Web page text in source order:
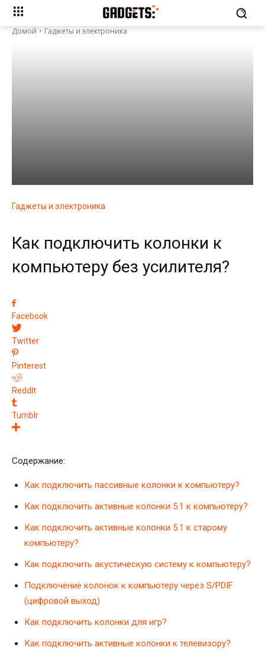
Домой Гаджеты и электроника
Гаджеты и электроника
Как подключить колонки к
компьютеру без усилителя?
Facebook
Twitter
Pinterest
ReddIt
Tumblr
Содержание:
Как подключить пассивные колонки к компьютеру?
Как подключить активные колонки 5.1 к компьютеру?
Как подключить активные колонки 5.1 к старому
компьютеру?
Как подключить акустическую систему к компьютеру?
Подключение колонок к компьютеру через S/PDIF
(цифровой выход)
Как подключить колонки для игр?
Как подключить активные колонки к телевизору?